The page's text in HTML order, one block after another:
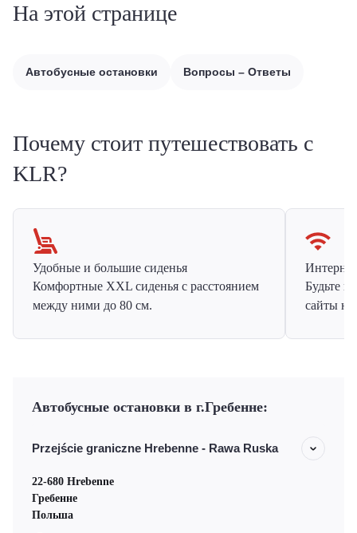
На этой странице
Автобусные остановки Вопросы – Ответы
Почему стоит путешествовать с
KLR?
Удобные и большие сиденья
Комфортные XXL сиденья с расстоянием
между ними до 80 см.
Будьте
сайты на
Автобусные остановки в г.Гребенне:
Przejście graniczne Hrebenne - Rawa Ruska
22-680 Hrebenne
Гребенне
Польша